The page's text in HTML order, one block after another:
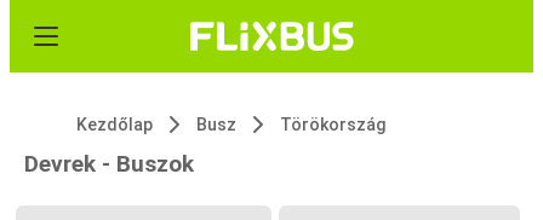
Kezdőlap Busz Törökország
Devrek - Buszok